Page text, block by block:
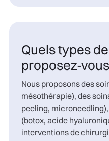
Quels types
proposez-
Nous proposons des
mésothérapie), des
peeling,
(botox, acide
interventions de